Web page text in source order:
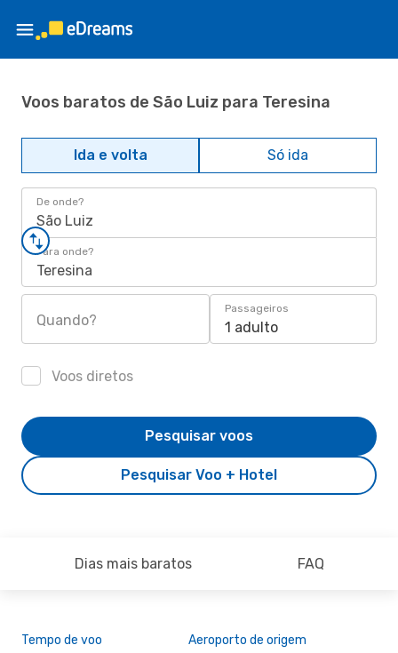
Voos baratos de São Luiz para Teresina
Ida e volta Só ida
De onde?
São Luiz
Para onde?
Teresina
Quando?
Passageiros
1 adulto
Voos diretos
Pesquisar Voo + Hotel
Pesquisar voos
Dias mais baratos FAQ
Tempo de voo Aeroporto de origem